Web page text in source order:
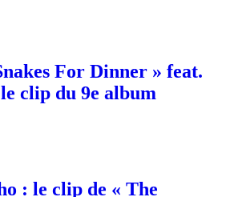
For Dinner » feat.
clip du 9e album
: le clip de « The